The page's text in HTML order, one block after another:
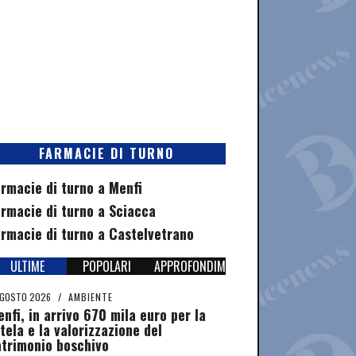
FARMACIE DI TURNO
di turno a Menfi
di turno a Sciacca
di turno a Castelvetrano
ULTIME POPOLARI APPROFONDIMENTI
2026 / AMBIENTE
in arrivo 670 mila euro per la
e la valorizzazione del
boschivo